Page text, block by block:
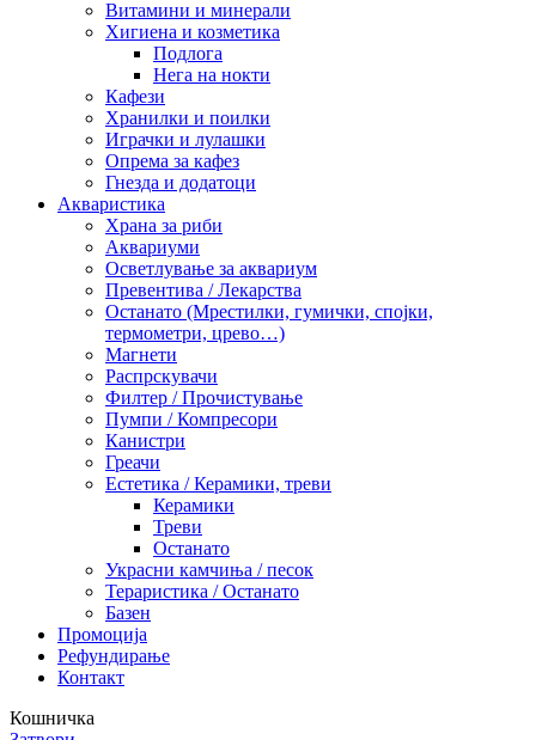
Витамини и минерали
Хигиена и козметика
Подлога
Нега на нокти
Кафези
Хранилки и поилки
Играчки и лулашки
Опрема за кафез
Гнезда и додатоци
Акваристика
Храна за риби
Аквариуми
Осветлување за аквариум
Превентива / Лекарства
Останато (Мрестилки, гумички, спојки,
термометри, црево…)
Магнети
Распрскувачи
Филтер / Прочистување
Пумпи / Компресори
Канистри
Греачи
Естетика / Керамики, треви
Керамики
Треви
Останато
Украсни камчиња / песок
Тераристика / Останато
Базен
Промоција
Рефундирање
Контакт
Кошничка